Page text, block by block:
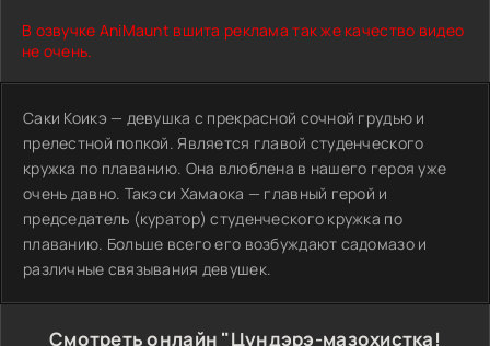
В озвучке AniMaunt вшита реклама так же качество видео
не очень.
Саки Коикэ — девушка с прекрасной сочной грудью и
прелестной попкой. Является главой студенческого
кружка по плаванию. Она влюблена в нашего героя уже
очень давно. Такэси Хамаока — главный герой и
председатель (куратор) студенческого кружка по
плаванию. Больше всего его возбуждают садомазо и
различные связывания девушек.
Смотреть онлайн "Цундэрэ-мазохистка!